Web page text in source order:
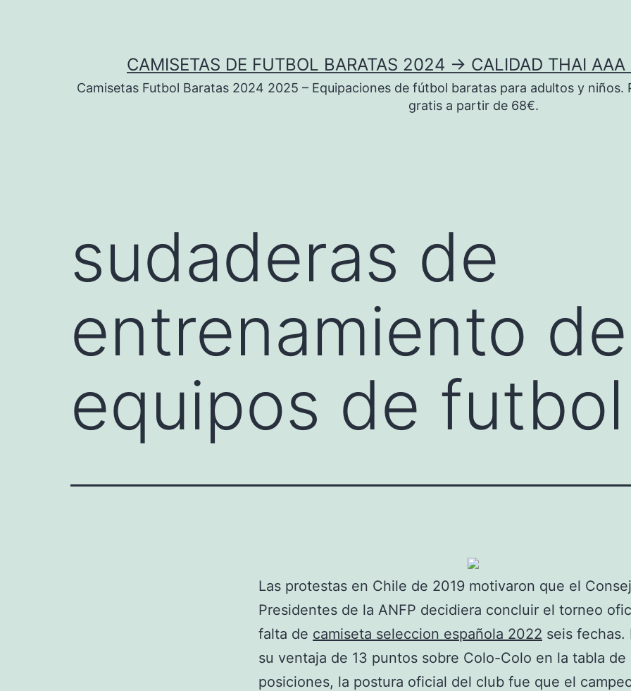
CAMISETAS DE FUTBOL BARATAS 2024 → CALIDAD THAI
Camisetas Futbol Baratas 2024 2025 – Equipaciones de fútbol baratas para adultos y niños.
gratis a partir de 68€.
sudaderas de
entrenamiento de
equipos de futbol
Las protestas en Chile de 2019 motivaron que el
Presidentes de la ANFP decidiera concluir el torneo
falta de camiseta seleccion española 2022 seis fechas.
su ventaja de 13 puntos sobre Colo-Colo en la tabla de
posiciones, la postura oficial del club fue que el